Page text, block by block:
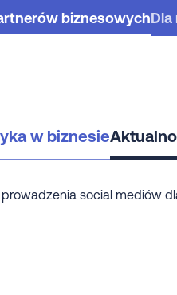
biznesowychDla
w biznesie
social mediów